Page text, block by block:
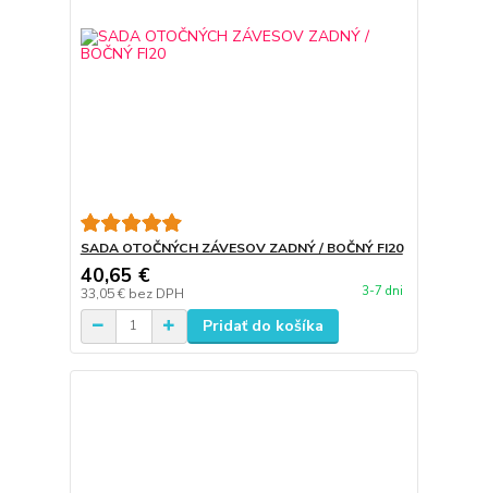
SADA OTOČNÝCH ZÁVESOV ZADNÝ / BOČNÝ FI20
40,65 €
33,05 € bez DPH 3-7 dni
Pridať do košíka